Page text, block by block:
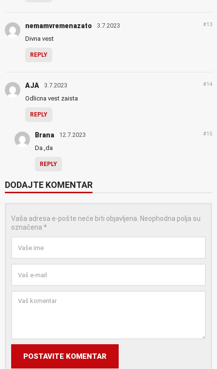
nemamvremenazato 3.7.2023 #13
Divna vest
REPLY
AJA 3.7.2023 #14
Odlicna vest zaista
REPLY
Brana 12.7.2023 #15
Da.,da
REPLY
DODAJTE KOMENTAR
Vaša adresa e-pošte neće biti objavljena. Neophodna polja su
označena *
POSTAVITE KOMENTAR